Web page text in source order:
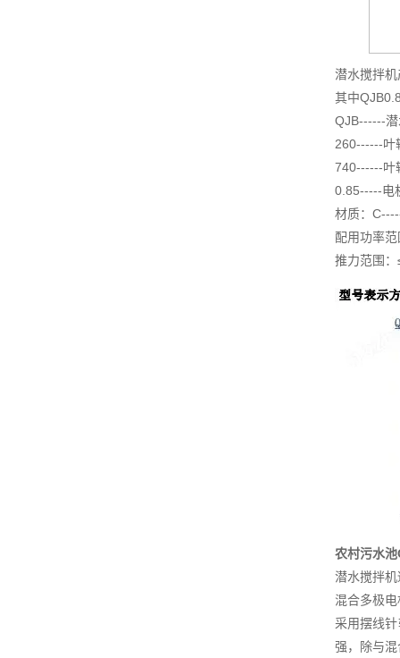
潜水搅拌
其中
QJB------
260------叶
740------叶
0.85-----电
材质：
配用功率
推力范围
农村污水
潜水搅拌
混合多极
采用摆线
强，除与